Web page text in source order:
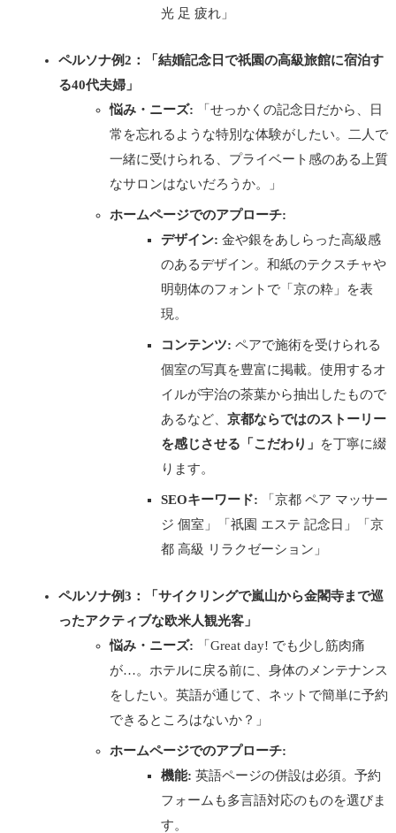
光 足 疲れ」
ペルソナ例2：「結婚記念日で祇園の高級旅館に宿泊す
る40代夫婦」
悩み・ニーズ: 「せっかくの記念日だから、日
常を忘れるような特別な体験がしたい。二人で
一緒に受けられる、プライベート感のある上質
なサロンはないだろうか。」
ホームページでのアプローチ:
デザイン: 金や銀をあしらった高級感
のあるデザイン。和紙のテクスチャや
明朝体のフォントで「京の粋」を表
現。
コンテンツ: ペアで施術を受けられる
個室の写真を豊富に掲載。使用するオ
イルが宇治の茶葉から抽出したもので
あるなど、 京都ならではのストーリー
を感じさせる「こだわり」
を丁寧に綴
ります。
SEOキーワード: 「京都 ペア マッサー
ジ 個室」「祇園 エステ 記念日」「京
都 高級 リラクゼーション」
ペルソナ例3：「サイクリングで嵐山から金閣寺まで巡
ったアクティブな欧米人観光客」
悩み・ニーズ: 「Great day! でも少し筋肉痛
が…。ホテルに戻る前に、身体のメンテナンス
をしたい。英語が通じて、ネットで簡単に予約
できるところはないか？」
ホームページでのアプローチ:
機能: 英語ページの併設は必須。予約
フォームも多言語対応のものを選びま
す。